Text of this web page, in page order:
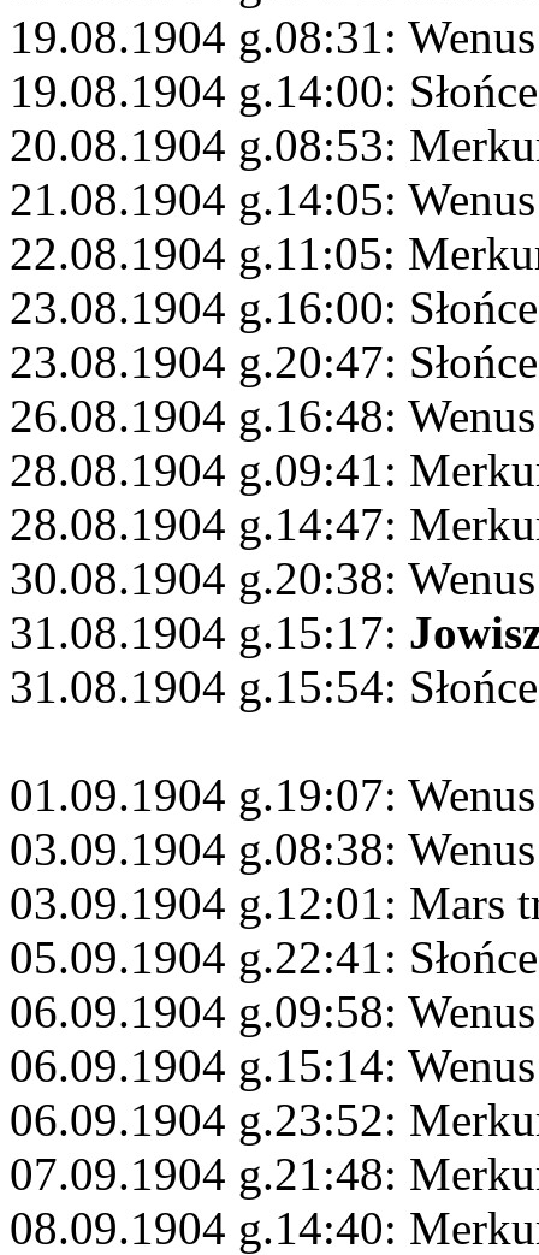
19.08.1904 g.08:31:
19.08.1904 g.14:00:
20.08.1904 g.08:53:
21.08.1904 g.14:05:
22.08.1904 g.11:05:
23.08.1904 g.16:00:
23.08.1904 g.20:47:
26.08.1904 g.16:48:
28.08.1904 g.09:41:
28.08.1904 g.14:47:
30.08.1904 g.20:38:
31.08.1904 g.15:17:
31.08.1904 g.15:54:
01.09.1904 g.19:07:
03.09.1904 g.08:38:
03.09.1904 g.12:01: Mars
05.09.1904 g.22:41:
06.09.1904 g.09:58:
06.09.1904 g.15:14:
06.09.1904 g.23:52:
07.09.1904 g.21:48:
08.09.1904 g.14:40: